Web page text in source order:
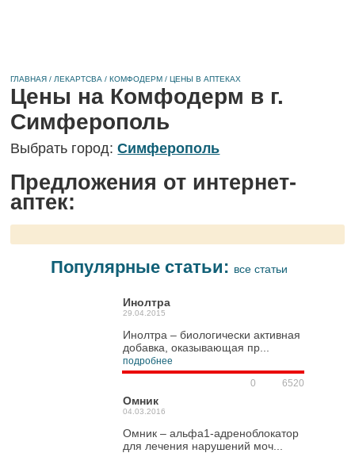
ГЛАВНАЯ / ЛЕКАРТСВА /КОМФОДЕРМ /ЦЕНЫ В АПТЕКАХ
Цены на Комфодерм в г.
Симферополь
Выбрать город:Симферополь
Предложения от интернет-
аптек:
Популярные статьи: все статьи
Инолтра
29.04.2015
Инолтра – биологически активная
добавка, оказывающая пр...
подробнее
6520
0
Омник
04.03.2016
Омник – альфа1-адреноблокатор
для лечения нарушений моч...